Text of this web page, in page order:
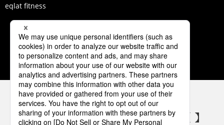
eqlat fitness
1 2 3 4 5
パナソニックの電気設備 SNSアカウント